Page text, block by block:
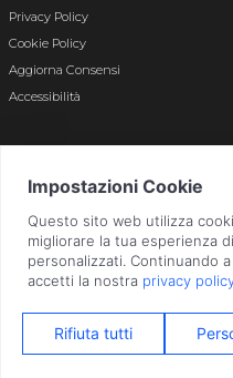
Privacy Policy
Cookie Policy
Aggiorna Consensi
Accessibilità
Bergamo n. 01496180165 ·